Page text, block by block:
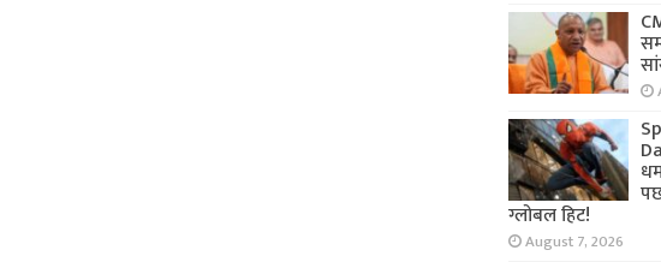
ग्लोबल हिट!
August 7, 2026